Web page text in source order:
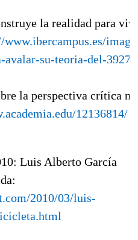
la realidad para
www.ibercampus.es/
su-teoria-del-
la perspectiva crítica
12136814/
Luis Alberto García
2010/03/luis-